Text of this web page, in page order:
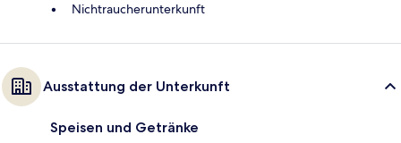
Nichtraucherunterkunft
Ausstattung der Unterkunft
Speisen und Getränke